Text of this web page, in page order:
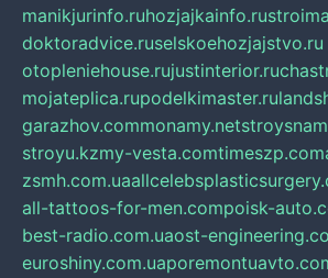
manikjurinfo.ruhozjajkainfo.ru
doktoradvice.ruselskoehozjajstvo.ru
otopleniehouse.rujustinterior.ru
mojateplica.rupodelkimaster.ru
garazhov.commonamy.net
stroyu.kzmy-vesta.comtimeszp.com
zsmh.com.ua
all-tattoos-for-men.compoisk-
best-radio.com.uaost-
euroshiny.com.ua